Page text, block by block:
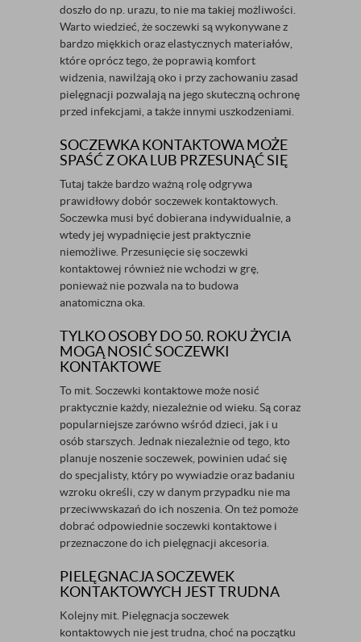
doszło do np. urazu, to nie ma takiej możliwości.
Warto wiedzieć, że soczewki są wykonywane z
bardzo miękkich oraz elastycznych materiałów,
które oprócz tego, że poprawią komfort
widzenia, nawilżają oko i przy zachowaniu zasad
pielęgnacji pozwalają na jego skuteczną ochronę
przed infekcjami, a także innymi uszkodzeniami.
SOCZEWKA KONTAKTOWA MOŻE
SPAŚĆ Z OKA LUB PRZESUNĄĆ SIĘ
Tutaj także bardzo ważną rolę odgrywa
prawidłowy dobór soczewek kontaktowych.
Soczewka musi być dobierana indywidualnie, a
wtedy jej wypadnięcie jest praktycznie
niemożliwe. Przesunięcie się soczewki
kontaktowej również nie wchodzi w grę,
ponieważ nie pozwala na to budowa
anatomiczna oka.
TYLKO OSOBY DO 50. ROKU ŻYCIA
MOGĄ NOSIĆ SOCZEWKI
KONTAKTOWE
To mit. Soczewki kontaktowe może nosić
praktycznie każdy, niezależnie od wieku. Są coraz
popularniejsze zarówno wśród dzieci, jak i u
osób starszych. Jednak niezależnie od tego, kto
planuje noszenie soczewek, powinien udać się
do specjalisty, który po wywiadzie oraz badaniu
wzroku określi, czy w danym przypadku nie ma
przeciwwskazań do ich noszenia. On też pomoże
dobrać odpowiednie soczewki kontaktowe i
przeznaczone do ich pielęgnacji akcesoria.
PIELĘGNACJA SOCZEWEK
KONTAKTOWYCH JEST TRUDNA
Kolejny mit. Pielęgnacja soczewek
kontaktowych nie jest trudna, choć na początku